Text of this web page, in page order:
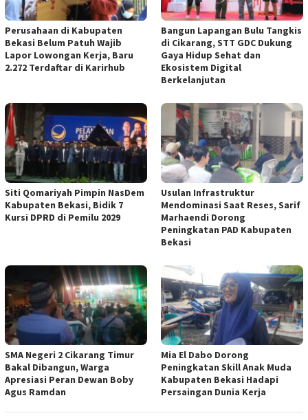
Perusahaan di Kabupaten
Bekasi Belum Patuh Wajib
Lapor Lowongan Kerja, Baru
2.272 Terdaftar di Karirhub
Bangun Lapangan Bulu Tangkis
di Cikarang, STT GDC Dukung
Gaya Hidup Sehat dan
Ekosistem Digital
Berkelanjutan
Siti Qomariyah Pimpin NasDem
Kabupaten Bekasi, Bidik 7
Kursi DPRD di Pemilu 2029
Usulan Infrastruktur
Mendominasi Saat Reses, Sarif
Marhaendi Dorong
Peningkatan PAD Kabupaten
Bekasi
SMA Negeri 2 Cikarang Timur
Bakal Dibangun, Warga
Apresiasi Peran Dewan Boby
Agus Ramdan
Mia El Dabo Dorong
Peningkatan Skill Anak Muda
Kabupaten Bekasi Hadapi
Persaingan Dunia Kerja